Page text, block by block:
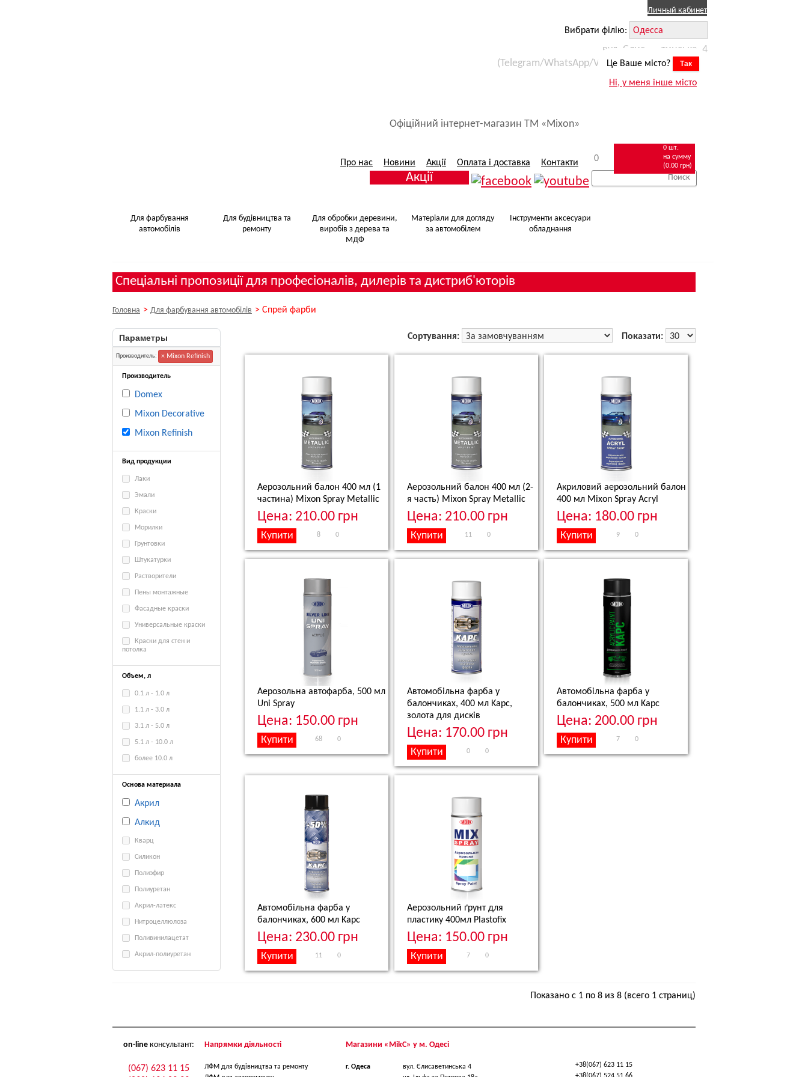
Личный кабинет
Це Ваше місто? Так
Ні, у меня інше місто
Вибрати філію:
вул. Єлисаветинська, 4
(Telegram/WhatsApp/Viber) +38 (067) 623 11 15
zakaz.odessa@mixon.ua
Офіційний інтернет-магазин ТМ «Mixon»
Про нас Новини Акції Оплата і доставка Контакти 0
0 шт.
на сумму
(0.00 грн)
Акції
Для фарбування
автомобілів
Для будівництва та
ремонту
Для обробки деревини,
виробів з дерева та
МДФ
Матеріали для догляду
за автомобілем
Інструменти аксесуари
обладнання
Спеціальні пропозиції для професіоналів, дилерів та дистриб'юторів
Головна > Для фарбування автомобілів > Спрей фарби
Параметры
Производитель: × Mixon Refinish
Производитель
Domex
Mixon Decorative
Mixon Refinish
Вид продукции
Лаки
Эмали
Краски
Морилки
Грунтовки
Штукатурки
Растворители
Пены монтажные
Фасадные краски
Универсальные краски
Краски для стен и
потолка
Объем, л
0.1 л - 1.0 л
1.1 л - 3.0 л
3.1 л - 5.0 л
5.1 л - 10.0 л
более 10.0 л
Основа материала
Акрил
Алкид
Кварц
Силикон
Полиэфир
Полиуретан
Акрил-латекс
Нитроцеллюлоза
Поливинилацетат
Акрил-полиуретан
Показати:
Сортування:
Аерозольний балон 400 мл (1
частина) Mixon Spray Metallic
Цена: 210.00 грн
8 0
Аерозольний балон 400 мл (2-
я часть) Mixon Spray Metallic
Цена: 210.00 грн
11 0
Акриловий аерозольний балон
400 мл Mixon Spray Acryl
Цена: 180.00 грн
9 0
Аерозольна автофарба, 500 мл
Uni Spray
Цена: 150.00 грн
68 0
Автомобільна фарба у
балончиках, 400 мл Kapc,
золота для дисків
Цена: 170.00 грн
0 0
Автомобільна фарба у
балончиках, 500 мл Kapc
Цена: 200.00 грн
7 0
Автомобільна фарба у
балончиках, 600 мл Kapc
Цена: 230.00 грн
11 0
Аерозольний ґрунт для
пластику 400мл Plastofix
Цена: 150.00 грн
7 0
Показано с 1 по 8 из 8 (всего 1 страниц)
on-lineконсультант:
(067) 623 11 15
Напрямки діяльності
ЛФМ для будівництва та ремонту
Магазини «МikС» у м. Одесі
г. Одеса
вул. Єлисаветинська 4
+38(067) 623 11 15